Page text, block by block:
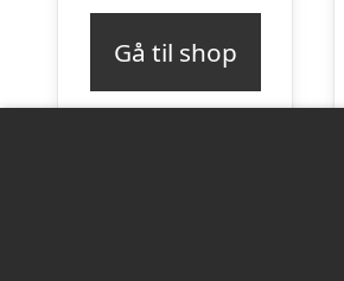
Gå til shop